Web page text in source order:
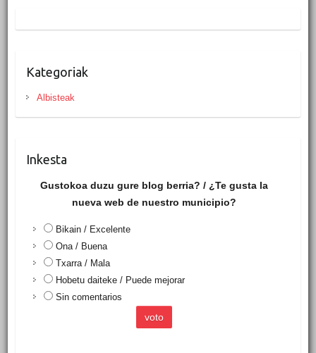
Kategoriak
Albisteak
Inkesta
Gustokoa duzu gure blog berria? / ¿Te gusta la
nueva web de nuestro municipio?
Bikain / Excelente
Ona / Buena
Txarra / Mala
Hobetu daiteke / Puede mejorar
Sin comentarios